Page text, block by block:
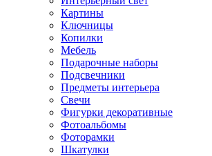
Картины
Ключницы
Копилки
Мебель
Подарочные наборы
Подсвечники
Предметы интерьера
Свечи
Фигурки декоративные
Фотоальбомы
Фоторамки
Шкатулки